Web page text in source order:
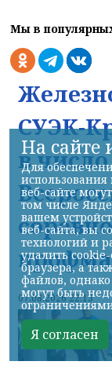
Мы в
СУЭК-
в
07.08.2026 22:13
На сайте
Для
использования
веб-сайте
том числе
вашем
веб-сайта, вы
технологий и
удалить
браузера, а
файлов,
могут быть
Я согласен